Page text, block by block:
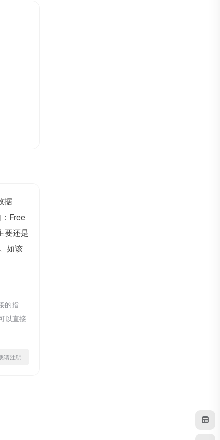
据
Free
要还是
如该
的指
以直接
请注明